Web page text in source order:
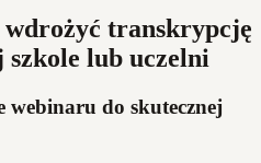
transkrypcję
lub uczelni
webinaru do skutecznej